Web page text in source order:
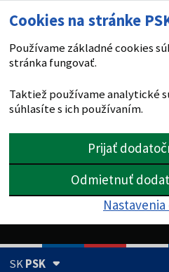
Cookies na stránke
Používame základné cookies
stránka fungovať.
Taktiež používame analytické
súhlasíte s ich používaním.
Prijať
Odmietnuť
SKPSK